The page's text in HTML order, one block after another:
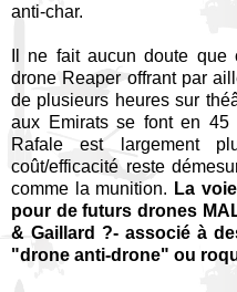
anti-char.
Il ne fait aucun doute que
drone Reaper offrant par
de plusieurs heures sur
aux Emirats se font en 45
Rafale est largement
coût/efficacité reste
comme la munition. La
pour de futurs drones
& Gaillard ?- associé à
"drone anti-drone" ou